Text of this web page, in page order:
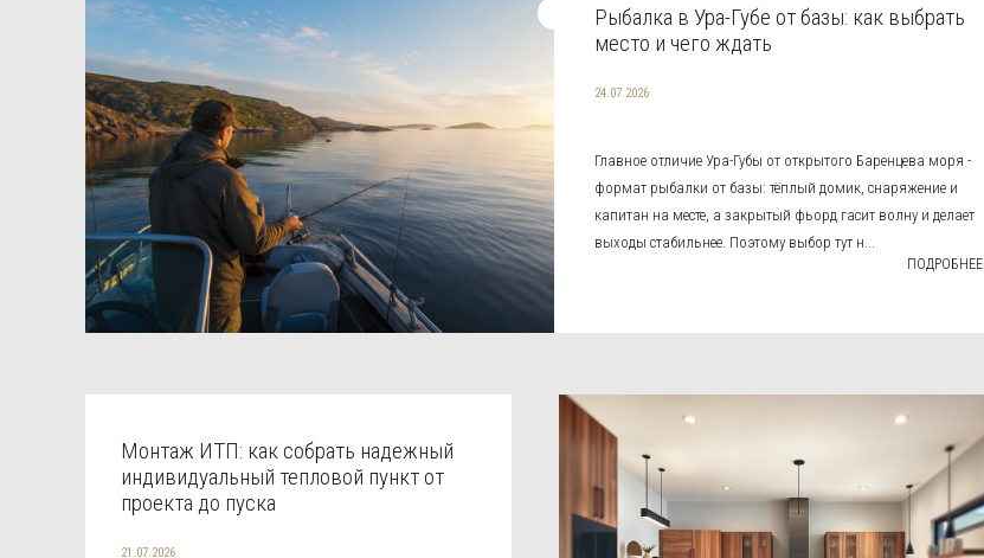
Рыбалка в Ура-Губе от базы: как выбрать
место и чего ждать
24.07.2026
Главное отличие Ура-Губы от открытого Баренцева моря -
формат рыбалки от базы: тёплый домик, снаряжение и
капитан на месте, а закрытый фьорд гасит волну и делает
выходы стабильнее. Поэтому выбор тут н...
ПОДРОБНЕЕ
Монтаж ИТП: как собрать надежный
индивидуальный тепловой пункт от
проекта до пуска
21.07.2026